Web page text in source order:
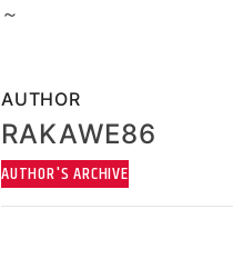
～
AUTHOR
RAKAWE86
AUTHOR'S ARCHIVE